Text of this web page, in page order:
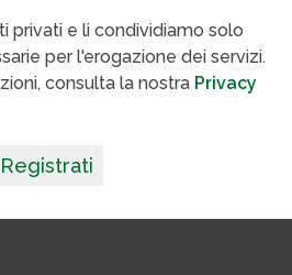
privati e li condividiamo solo
per l'erogazione dei servizi.
consulta la nostra Privacy
Registrati